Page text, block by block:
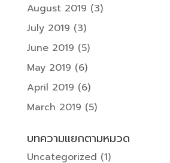
August 2019 (3)
July 2019 (3)
June 2019 (5)
May 2019 (6)
April 2019 (6)
March 2019 (5)
บทความแยกตามหมวด
Uncategorized (1)